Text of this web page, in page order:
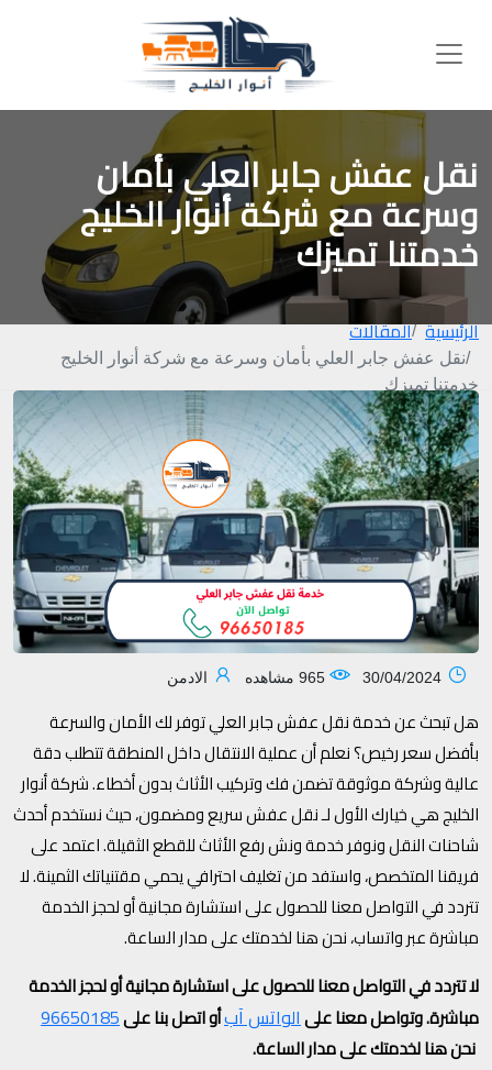
نقل عفش جابر العلي بأمان
وسرعة مع شركة أنوار الخليج
خدمتنا تميزك
الرئيسية المقالات
نقل عفش جابر العلي بأمان وسرعة مع شركة أنوار الخليج
خدمتنا تميزك
الادمن
هل تبحث عن خدمة نقل عفش جابر العلي توفر لك الأمان والسرعة
بأفضل سعر رخيص؟ نعلم أن عملية الانتقال داخل المنطقة تتطلب دقة
عالية وشركة موثوقة تضمن فك وتركيب الأثاث بدون أخطاء. شركة أنوار
الخليج هي خيارك الأول لـ نقل عفش سريع ومضمون، حيث نستخدم أحدث
شاحنات النقل ونوفر خدمة ونش رفع الأثاث للقطع الثقيلة. اعتمد على
فريقنا المتخصص، واستفد من تغليف احترافي يحمي مقتنياتك الثمينة. لا
تتردد في التواصل معنا للحصول على استشارة مجانية أو لحجز الخدمة
مباشرة عبر واتساب، نحن هنا لخدمتك على مدار الساعة.
لا تتردد في التواصل معنا للحصول على استشارة مجانية أو لحجز الخدمة
مباشرة. وتواصل معنا علىالواتس آبأو اتصل بنا على96650185
نحن هنا لخدمتك على مدار الساعة.